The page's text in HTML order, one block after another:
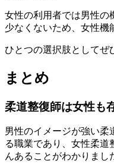
女性の利用者では男性の
少なくないため、 女性機
ひとつの選択肢としてぜ
まとめ
柔道整復師は女性も
男性のイメージが強い柔
る職業であり、女性柔道
んあることがわかりまし